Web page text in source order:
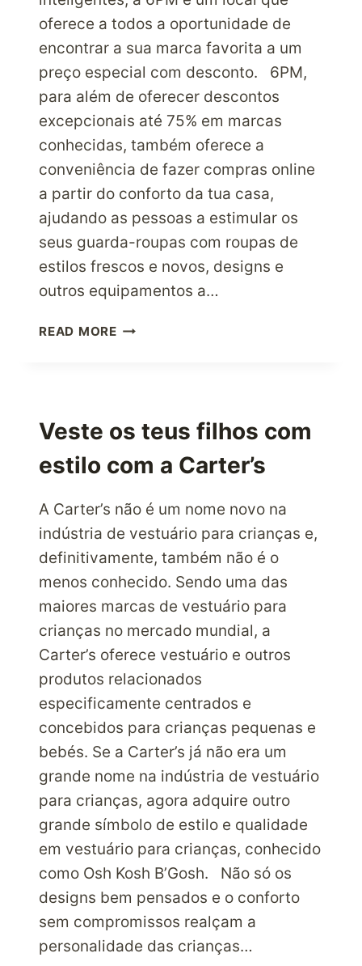
oferece a todos a oportunidade de
encontrar a sua marca favorita a um
preço especial com desconto. 6PM,
para além de oferecer descontos
excepcionais até 75% em marcas
conhecidas, também oferece a
conveniência de fazer compras online
a partir do conforto da tua casa,
ajudando as pessoas a estimular os
seus guarda-roupas com roupas de
estilos frescos e novos, designs e
outros equipamentos a…
READ MOREFAZ
ESPECIAIS
COM
DESCONTO
A
Veste os teus filhos com
estilo com a Carter’s
A Carter’s não é um nome novo na
indústria de vestuário para crianças e,
definitivamente, também não é o
menos conhecido. Sendo uma das
maiores marcas de vestuário para
crianças no mercado mundial, a
Carter’s oferece vestuário e outros
produtos relacionados
especificamente centrados e
concebidos para crianças pequenas e
bebés. Se a Carter’s já não era um
grande nome na indústria de vestuário
para crianças, agora adquire outro
grande símbolo de estilo e qualidade
em vestuário para crianças, conhecido
como Osh Kosh B’Gosh. Não só os
designs bem pensados e o conforto
sem compromissos realçam a
personalidade das crianças…